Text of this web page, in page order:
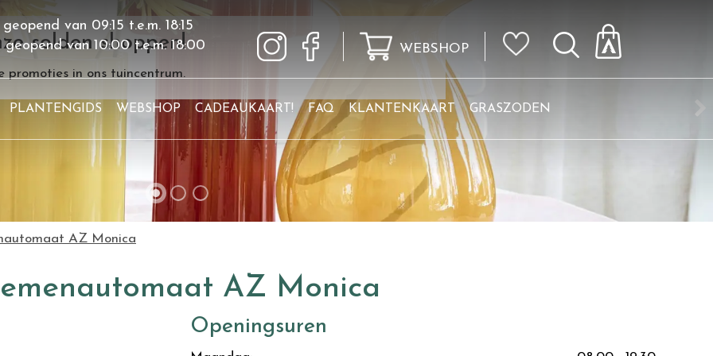
solden shoppen!
promoties in ons tuincentrum.
AZ Monica
van 09:15 t.e.m. 18:15
geopend van10:00t.e.m.18:00 WEBSHOP
PLANTENGIDS WEBSHOP CADEAUKAART! FAQ KLANTENKAART GRASZODEN
AZ Monica
Openingsuren